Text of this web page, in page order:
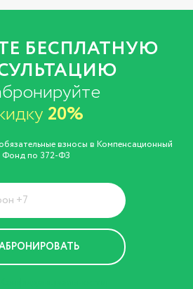
БЕСПЛАТНУЮ
20%
взносы в Компенсационный
Фонд по 372-ФЗ